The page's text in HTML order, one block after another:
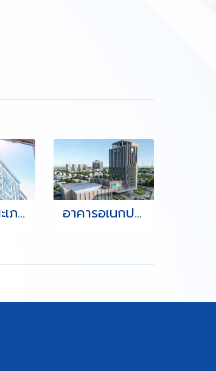
อาคารคณะเภสัชศาสตร์ มหาวิทยาลัยบูรพา จ.ชลบุรี อาคารอเนกประสงค์ สำนักงานทรัพยากรนำแห่งชาติ ตำบลตลาด อำเภอปากเกร็ด จังหวัดนนทบุรี